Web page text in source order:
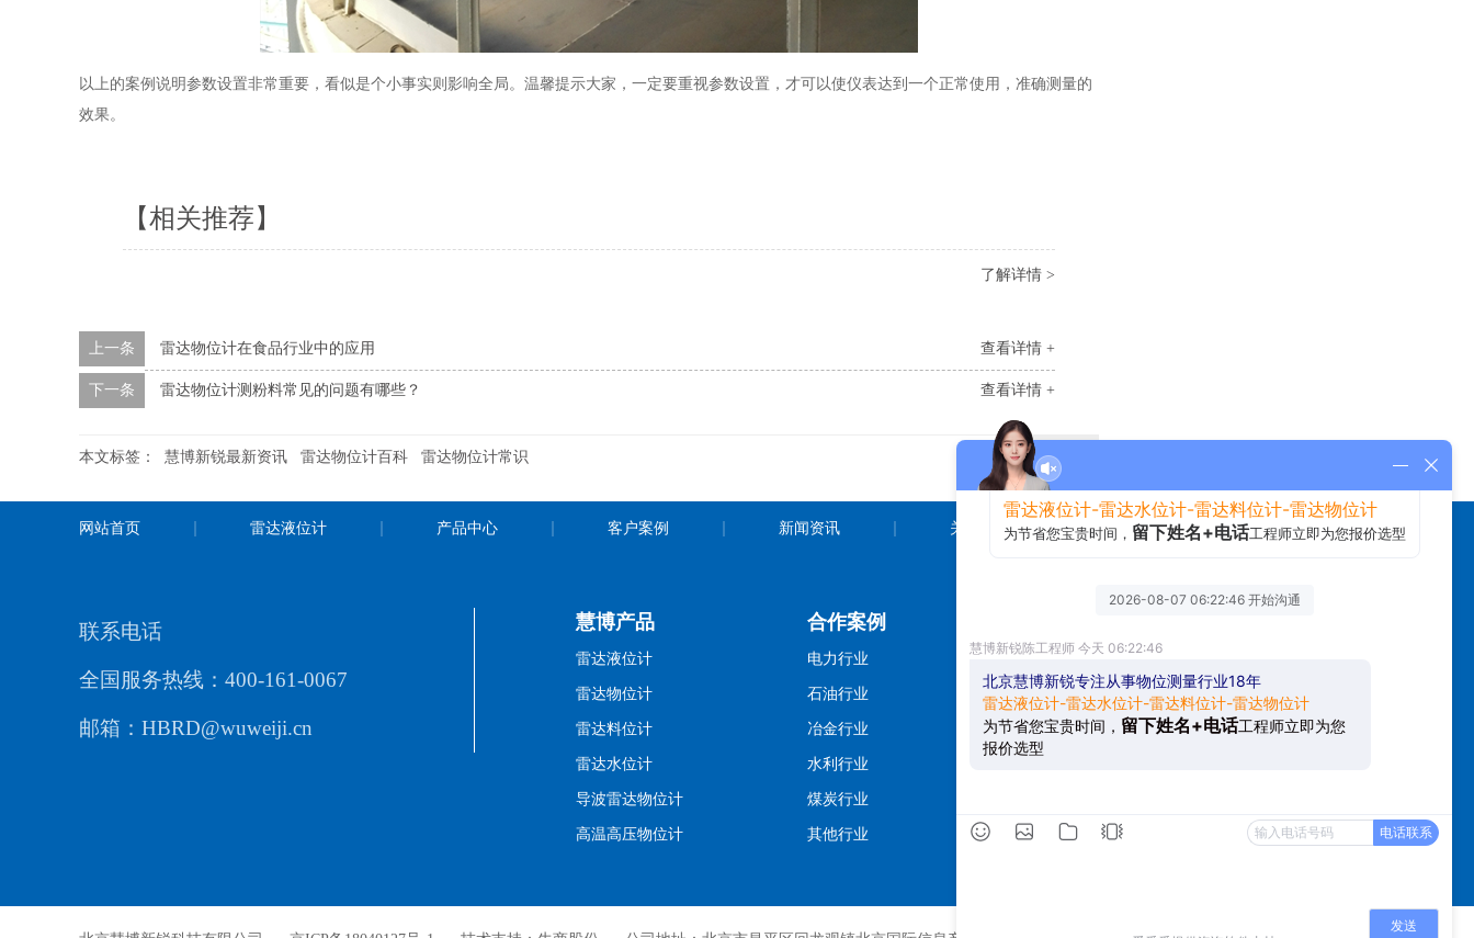
以上的案例说明参数设置非常重要，看似是个小事实则影响全局。温馨提示大家，一定要重视参数设置，才可以使仪表达到一个正常使用，准确测量的
效果。
【相关推荐】
了解详情 >
查看详情 +
上一条 雷达物位计在食品行业中的应用
查看详情 +
下一条 雷达物位计测粉料常见的问题有哪些？
返回列表
本文标签： 慧博新锐最新资讯 雷达物位计百科 雷达物位计常识
网站首页 雷达液位计 产品中心 客户案例 新闻资讯 关于我们 联系我们 网站地图
联系电话
全国服务热线：400-161-0067
邮箱：HBRD@wuweiji.cn
慧博产品
雷达液位计
雷达物位计
雷达料位计
雷达水位计
导波雷达物位计
高温高压物位计
合作案例
电力行业
石油行业
冶金行业
水利行业
煤炭行业
其他行业